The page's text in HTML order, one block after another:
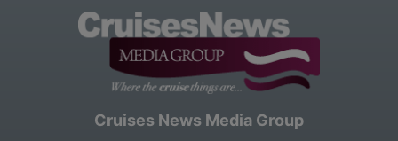
Cruises News Media Group